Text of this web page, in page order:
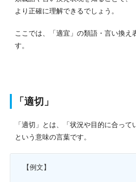
より正確に理解できるでしょう。
ここでは、「適宜」の類語・言い換え
す。
「適切」
「適切」とは、「状況や目的に合って
という意味の言葉です。
【例文】